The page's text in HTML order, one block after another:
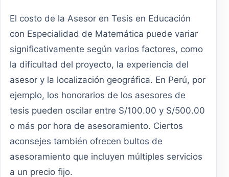
El costo de la Asesor en Tesis en Educación
con Especialidad de Matemática puede variar
significativamente según varios factores, como
la dificultad del proyecto, la experiencia del
asesor y la localización geográfica. En Perú, por
ejemplo, los honorarios de los asesores de
tesis pueden oscilar entre S/100.00 y S/500.00
o más por hora de asesoramiento. Ciertos
aconsejes también ofrecen bultos de
asesoramiento que incluyen múltiples servicios
a un precio fijo.